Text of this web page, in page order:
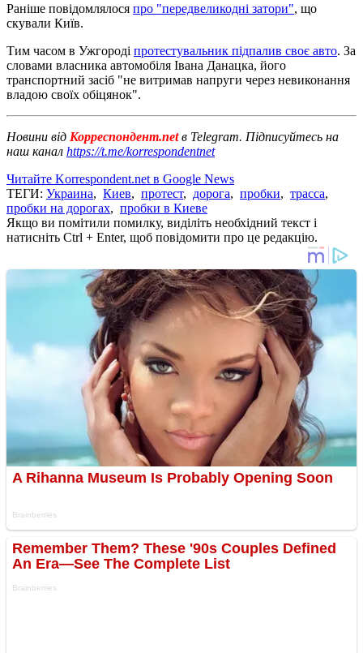
Раніше повідомлялося про "передвеликодні затори", що
скували Київ.
Тим часом в Ужгороді протестувальник підпалив своє авто. За
словами власника автомобіля Івана Данацка, його
транспортний засіб "не витримав напруги через невиконання
владою своїх обіцянок".
Новини від Корреспондент.netв Telegram. Підписуйтесь на
наш канал https://t.me/korrespondentnet
Читайте Korrespondent.net в Google News
ТЕГИ: Украина, Киев, протест, дорога, пробки, трасса,
пробки на дорогах, пробки в Киеве
Якщо ви помітили помилку, виділіть необхідний текст і
натисніть Ctrl + Enter, щоб повідомити про це редакцію.